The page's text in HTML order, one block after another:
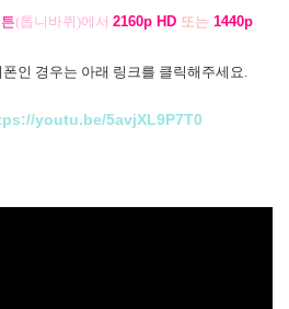
(톱니바퀴)에서 2160p HD 또는 1440p
인 경우는 아래 링크를 클릭해주세요.
youtu.be/5avjXL9P7T0